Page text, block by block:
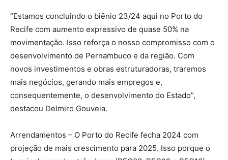
“Estamos concluindo o biênio 23/24 aqui no Porto do
Recife com aumento expressivo de quase 50% na
movimentação. Isso reforça o nosso compromisso com o
desenvolvimento de Pernambuco e da região. Com
novos investimentos e obras estruturadoras, traremos
mais negócios, gerando mais empregos e,
consequentemente, o desenvolvimento do Estado”,
destacou Delmiro Gouveia.
Arrendamentos – O Porto do Recife fecha 2024 com
projeção de mais crescimento para 2025. Isso porque o